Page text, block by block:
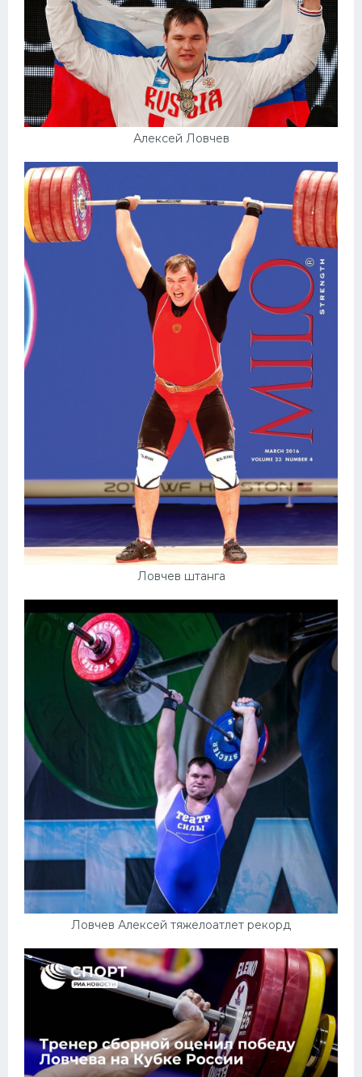
Алексей Ловчев
Ловчев штанга
Ловчев Алексей тяжелоатлет рекорд